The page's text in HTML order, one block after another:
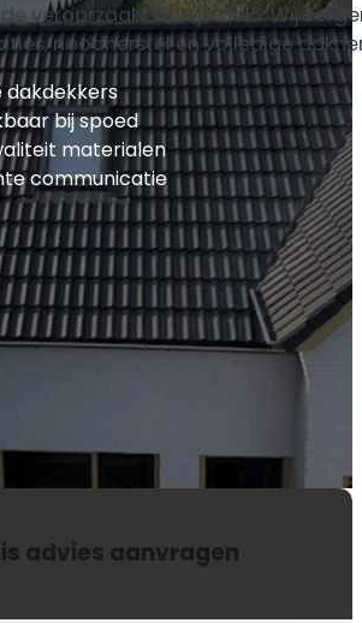
veroorzaakt aan je dak? Wij
noodherstel en volledige
dakdekkers
bij spoed
materialen
communicatie
advies aanvragen